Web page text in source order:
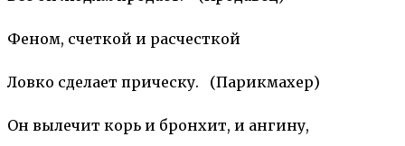
Феном, счеткой и расчесткой
Ловко сделает прическу. (Парикмахер)
Он вылечит корь и бронхит, и ангину,